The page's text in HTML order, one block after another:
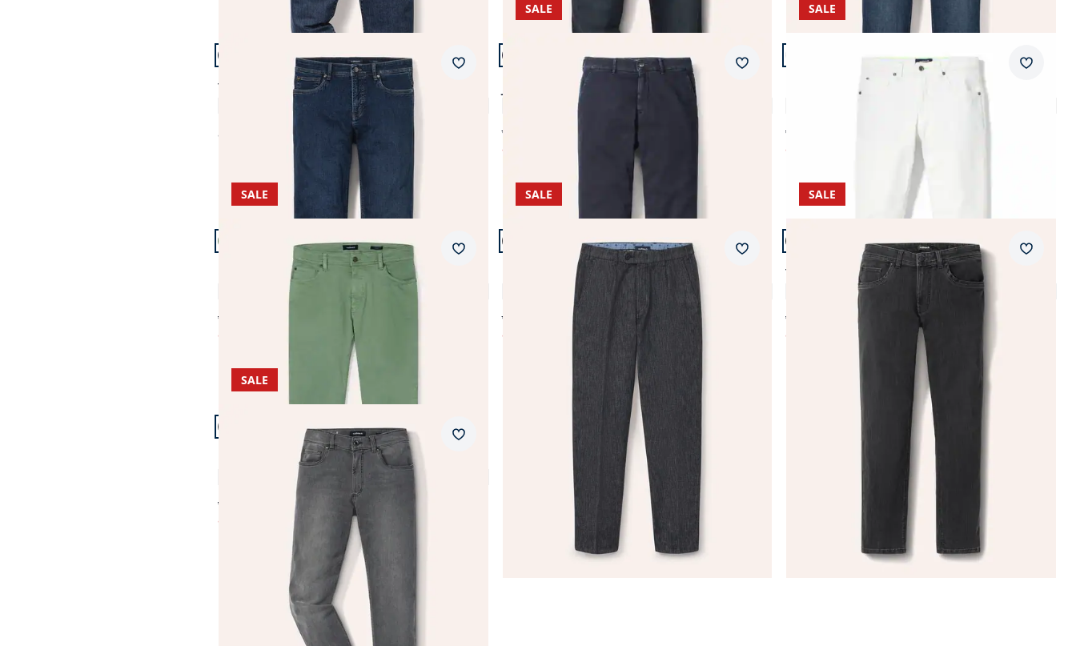
Artikel 13 von 19.
Passform Regular Fit.
Regular Fit
Thermojeans Five Pocket 2.0
ab
Merkzettel
Artikel 14 von 19.
Passform Modern Fit.
SALE
Modern Fit
Jogger-Jeans Chino
ab € 99,99
ab
Merkzettel
Artikel 15 von 19.
Passform Modern Fit.
SALE
Modern Fit
Ultraleicht-Jeans Klimakontrolle
ab € 129,99
ab
Artikel 16 von 19.
Passform Modern Fit.
SALE
Modern Fit
Coloured Jeans
ab € 129,99
ab
Merkzettel
Artikel 17 von 19.
Passform Modern Fit.
SALE
Modern Fit
Premium Chino
4,8 (4)
ab € 149,99
ab
Merkzettel
Artikel 18 von 19.
Passform Modern Fit.
SALE
Modern Fit
T400 Sportjeans Modern Fit
4,8 (93)
ab € 129,99
ab (-69%)
Artikel 19 von 19.
Passform Modern Fit.
SALE
Modern Fit
Comfort-Flex Jeans
ab € 129,99
ab (-42%)
Merkzettel
Seite 1 geladen. Zeige Produkte 1 bis 19 von 19.